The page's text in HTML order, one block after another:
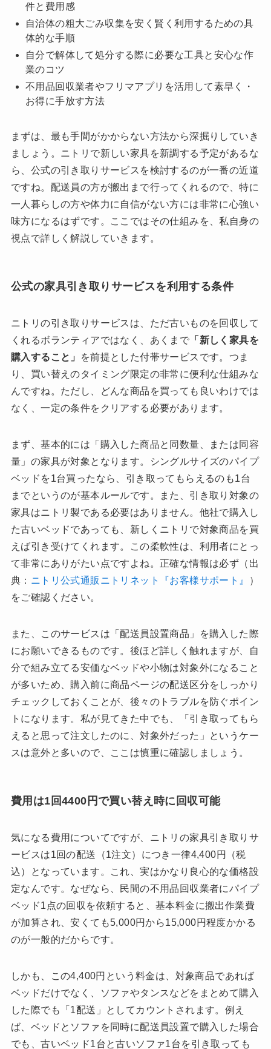
件と費用感
自治体の粗大ごみ収集を安く賢く利用するための具
体的な手順
自分で解体して処分する際に必要な工具と安心な作
業のコツ
不用品回収業者やフリマアプリを活用して素早く・
お得に手放す方法
まずは、最も手間がかからない方法から深掘りしていき
ましょう。ニトリで新しい家具を新調する予定があるな
ら、公式の引き取りサービスを検討するのが一番の近道
ですね。配送員の方が搬出まで行ってくれるので、特に
一人暮らしの方や体力に自信がない方には非常に心強い
味方になるはずです。ここではその仕組みを、私自身の
視点で詳しく解説していきます。
公式の家具引き取りサービスを利用する条件
ニトリの引き取りサービスは、ただ古いものを回収して
くれるボランティアではなく、あくまで 「新しく家具を
購入すること」
を前提とした付帯サービスです。つま
り、買い替えのタイミング限定の非常に便利な仕組みな
んですね。ただし、どんな商品を買っても良いわけでは
なく、一定の条件をクリアする必要があります。
まず、基本的には「購入した商品と同数量、または同容
量」の家具が対象となります。シングルサイズのパイプ
ベッドを1台買ったなら、引き取ってもらえるのも1台
までというのが基本ルールです。また、引き取り対象の
家具はニトリ製である必要はありません。他社で購入し
た古いベッドであっても、新しくニトリで対象商品を買
えば引き受けてくれます。この柔軟性は、利用者にとっ
て非常にありがたい点ですよね。正確な情報は必ず（出
典： ニトリ公式通販ニトリネット『お客様サポート』
）
をご確認ください。
また、このサービスは「配送員設置商品」を購入した際
にお願いできるものです。後ほど詳しく触れますが、自
分で組み立てる安価なベッドや小物は対象外になること
が多いため、購入前に商品ページの配送区分をしっかり
チェックしておくことが、後々のトラブルを防ぐポイン
トになります。私が見てきた中でも、「引き取ってもら
えると思って注文したのに、対象外だった」というケー
スは意外と多いので、ここは慎重に確認しましょう。
費用は1回4400円で買い替え時に回収可能
気になる費用についてですが、ニトリの家具引き取りサ
ービスは1回の配送（1注文）につき一律4,400円（税
込）となっています。これ、実はかなり良心的な価格設
定なんです。なぜなら、民間の不用品回収業者にパイプ
ベッド1点の回収を依頼すると、基本料金に搬出作業費
が加算され、安くても5,000円から15,000円程度かかる
のが一般的だからです。
しかも、この4,400円という料金は、対象商品であれば
ベッドだけでなく、ソファやタンスなどをまとめて購入
した際でも「1配送」としてカウントされます。例え
ば、ベッドとソファを同時に配送員設置で購入した場合
でも、古いベッド1台と古いソファ1台を引き取っても